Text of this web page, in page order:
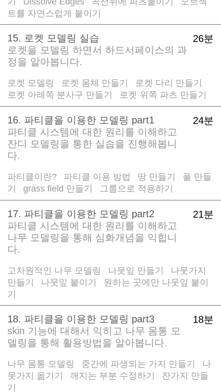
트를 자연스럽게 붙이기
26분
15. 로켓 모델링 실습
로켓을 모델링 하면서 하드서페이스의 과
정을 알아봅니다.
로켓 모델링 로켓 몸체 만들기 로켓 다리 만들기
로켓 아래쪽 분사구 만들기 로켓 위쪽 파츠 만들기
24분
16. 파티클을 이용한 모델링 part1
파티클 시스템에 대한 원리를 이해하고
잔디 모델링을 통한 실습을 진행해봅니
다.
파티클이란? 파티클 이용 방법 땅 만들기
풀 만들
기
grass field 만들기 그룹으로 적용하기
21분
17. 파티클을 이용한 모델링 part2
파티클 시스템에 대한 원리를 이해하고
나무 모델링을 통해 심화개념을 익힙니
다.
고차원적인 나무 모델링 나뭇잎 만들기
나뭇가지
만들기
나뭇잎 붙이기
원하는 곳에만 나뭇잎 붙이
기
18분
18. 파티클을 이용한 모델링 part3
skin 기능에 대해서 익히고 나무 몸통 모
델링을 통해 활용방법을 알아봅니다.
나무 몸통 모델링 중간에 파생되는 가지 만들기
나
뭇가지 옮기기
깨지는 부분 수정하기
잔가지 만들
기